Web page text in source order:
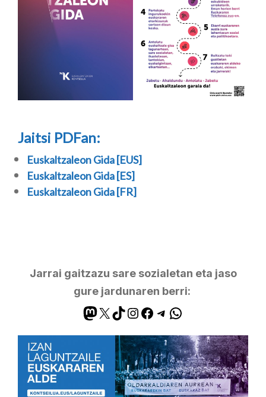
Jaitsi PDFan:
Euskaltzaleon Gida [EUS]
Euskaltzaleon Gida [ES]
Euskaltzaleon Gida [FR]
Jarrai gaitzazu sare sozialetan eta jaso
gure jardunaren berri: